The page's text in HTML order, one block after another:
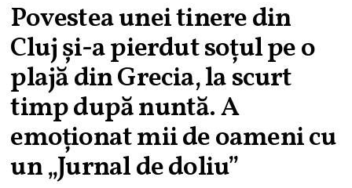
Povestea unei tinere din
Cluj și-a pierdut soțul pe o
plajă din Grecia, la scurt
timp după nuntă. A
emoționat mii de oameni cu
un „Jurnal de doliu”